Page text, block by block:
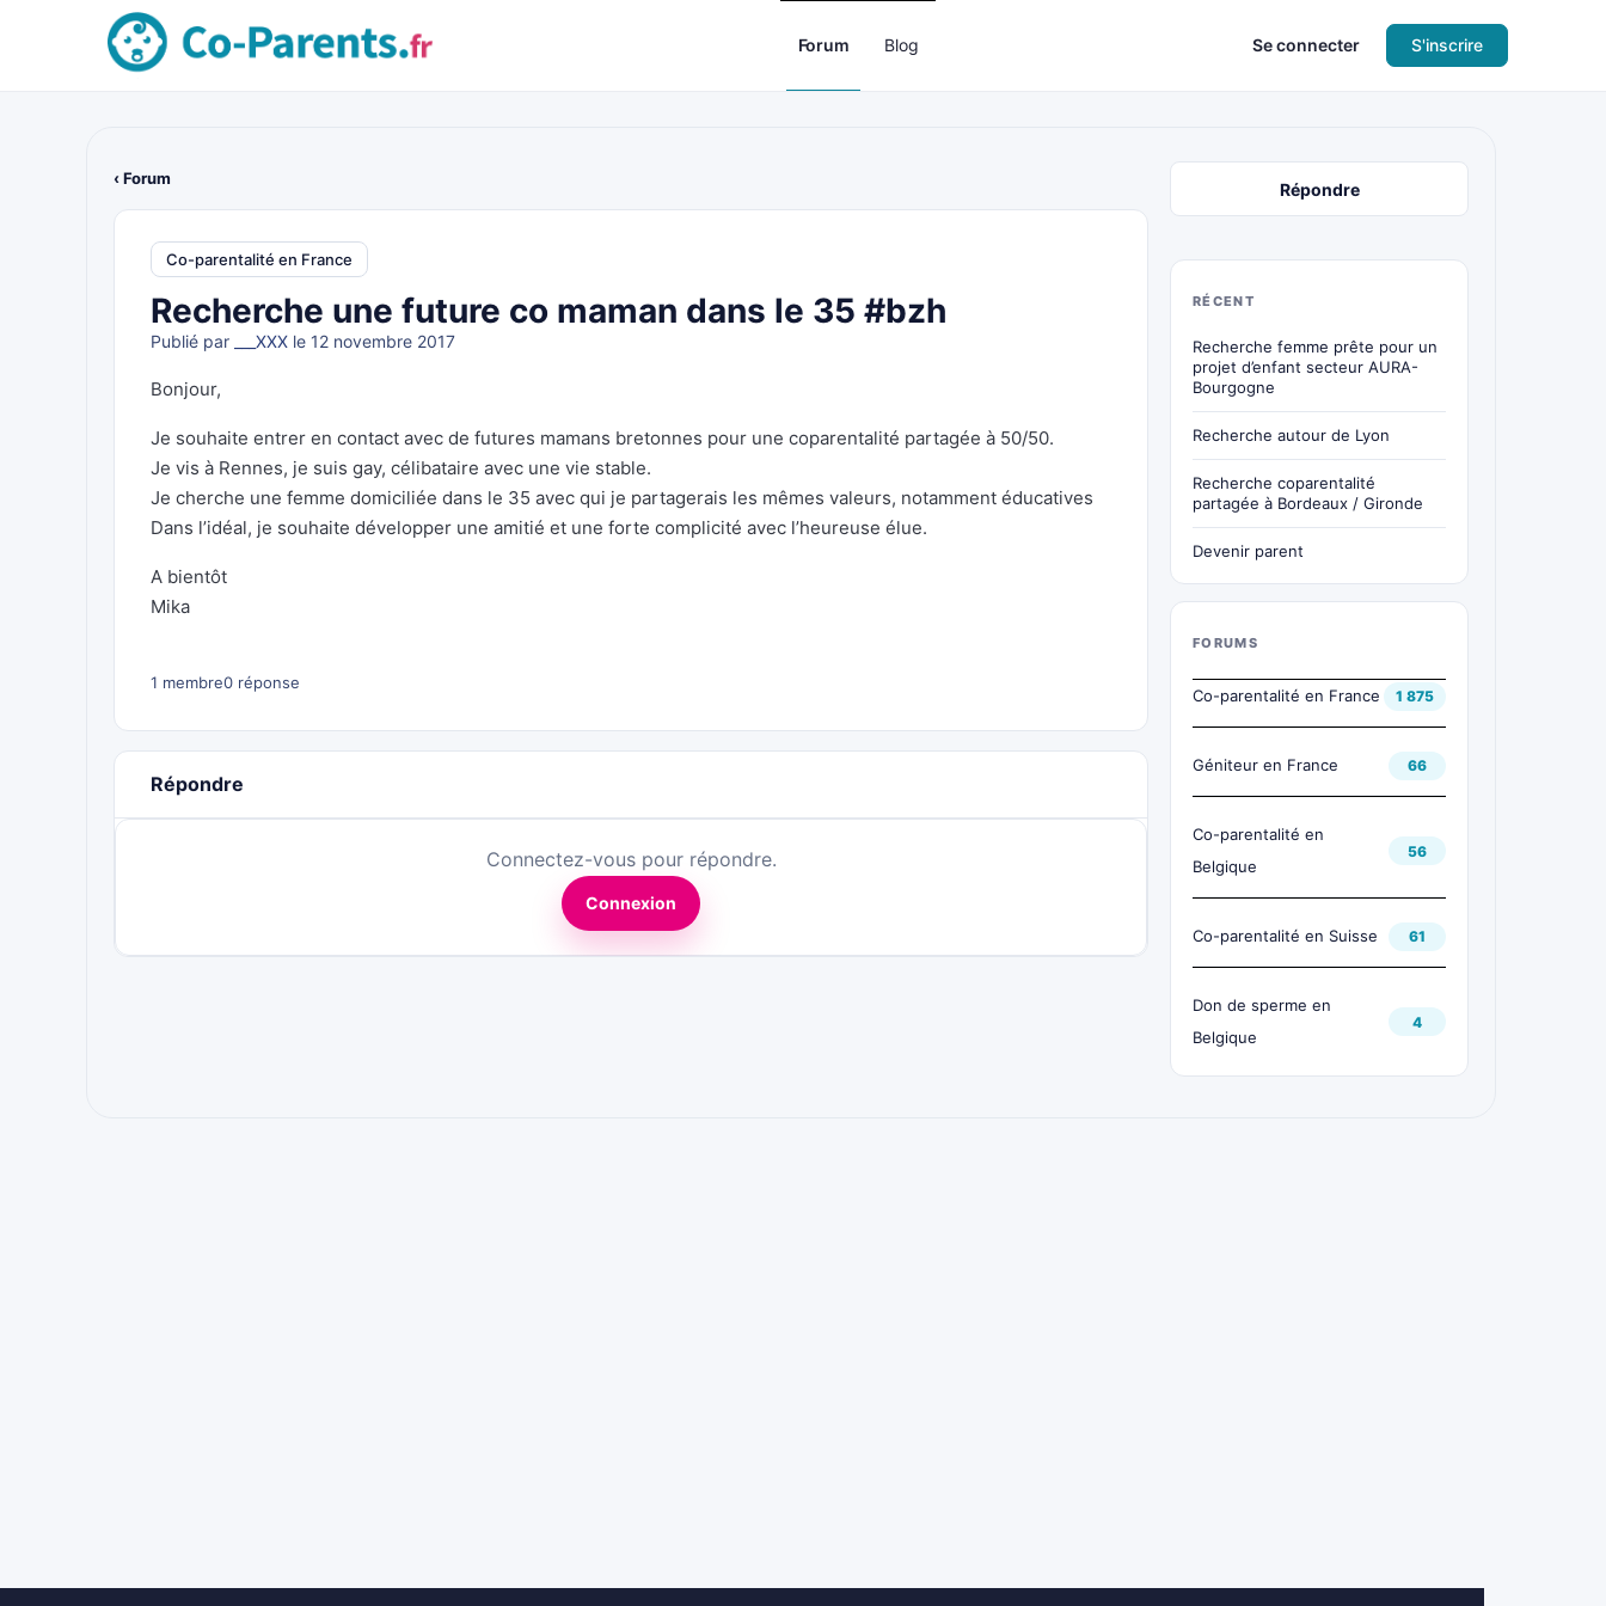
Forum Blog Se connecter S'inscrire
‹ Forum
Co-parentalité en France
Recherche une future co maman dans le 35 #bzh
Publié par ___XXX le 12 novembre 2017
Bonjour,
Je souhaite entrer en contact avec de futures mamans bretonnes pour une coparentalité partagée à 50/50.
Je vis à Rennes, je suis gay, célibataire avec une vie stable.
Je cherche une femme domiciliée dans le 35 avec qui je partagerais les mêmes valeurs, notamment éducatives
Dans l’idéal, je souhaite développer une amitié et une forte complicité avec l’heureuse élue.
A bientôt
Mika
1 membre0 réponse
Répondre
Connectez-vous pour répondre.
Connexion
Répondre
RÉCENT
Recherche femme prête pour un
projet d’enfant secteur AURA-
Bourgogne
Recherche autour de Lyon
Recherche coparentalité
partagée à Bordeaux / Gironde
Devenir parent
FORUMS
Co-parentalité en France 1 875
Géniteur en France 66
Co-parentalité en
Belgique
56
Co-parentalité en Suisse 61
Don de sperme en
Belgique
4